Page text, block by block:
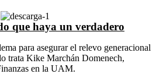
que haya un verdadero
para asegurar el relevo generacional
trata Kike Marchán Domenech,
en la UAM.